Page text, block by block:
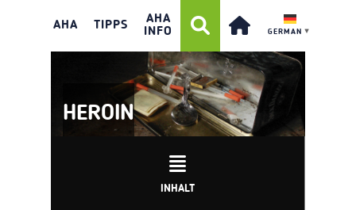
AHA TIPPS
AHA
INFO
GERMAN ▼
HEROIN
INHALT